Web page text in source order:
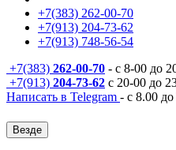
+7(383) 262-00-70
+7(913) 204-73-62
+7(913) 748-56-54
+7(383) 262-00-70 - с 8-00 до
+7(913) 204-73-62 с 20-00 до
Написать в Telegram - с 8.00
Везде